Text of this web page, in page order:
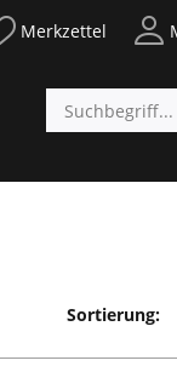
Merkzettel
Sortierung: